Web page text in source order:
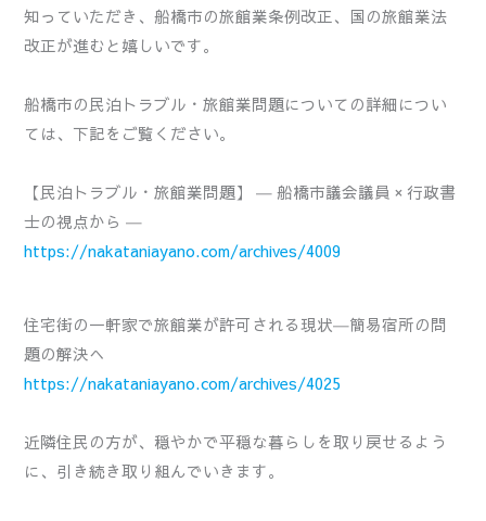
知っていただき、船橋市の旅館業条例改正、国の旅館業法
改正が進むと嬉しいです。
船橋市の民泊トラブル・旅館業問題についての詳細につい
ては、下記をご覧ください。
【民泊トラブル・旅館業問題】 ― 船橋市議会議員 × 行政書
士の視点から ―
https://nakataniayano.com/archives/4009
住宅街の一軒家で旅館業が許可される現状―簡易宿所の問
題の解決へ
https://nakataniayano.com/archives/4025
近隣住民の方が、穏やかで平穏な暮らしを取り戻せるよう
に、引き続き取り組んでいきます。